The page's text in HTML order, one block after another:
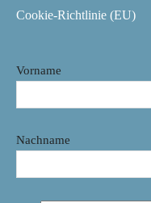
Cookie-Richtlinie (EU)
Vorname
Nachname